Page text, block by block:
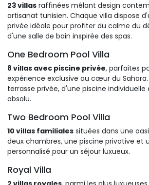
23 villas raffinées mêlant design
artisanat tunisien. Chaque villa dispose
privée idéale pour profiter du calme du
d'une salle de bain inspirée des spas.
One Bedroom Pool Villa
8 villas avec piscine privée, parfaites
expérience exclusive au cœur du
terrasse privée, d'une piscine
absolu.
Two Bedroom Pool Villa
10 villas familiales situées dans une
deux chambres, une piscine privative et
personnalisé pour un séjour luxueux.
Royal Villa